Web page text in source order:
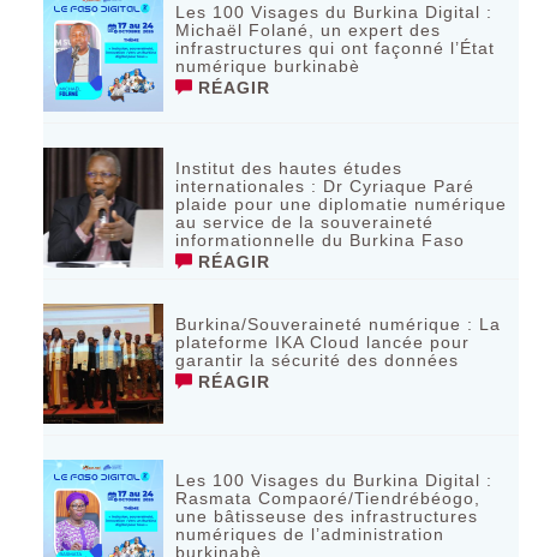
Les 100 Visages du Burkina Digital :
Michaël Folané, un expert des
infrastructures qui ont façonné l’État
numérique burkinabè
RÉAGIR
Institut des hautes études
internationales : Dr Cyriaque Paré
plaide pour une diplomatie numérique
au service de la souveraineté
informationnelle du Burkina Faso
RÉAGIR
Burkina/Souveraineté numérique : La
plateforme IKA Cloud lancée pour
garantir la sécurité des données
RÉAGIR
Les 100 Visages du Burkina Digital :
Rasmata Compaoré/Tiendrébéogo,
une bâtisseuse des infrastructures
numériques de l’administration
burkinabè